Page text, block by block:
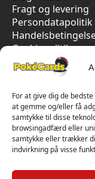
For at give dig de
at gemme og/eller få
samtykke til disse
browsingadfærd eller
samtykke eller trækker
indvirkning på visse
Fragt og levering
Persondatapolitik
Cookiepolitik
Vi har kun 5-